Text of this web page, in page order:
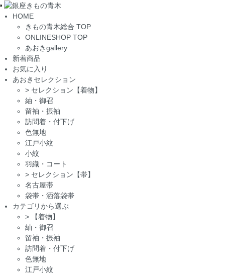
Toggle
navigation
HOME
きもの青木総合 TOP
ONLINESHOP TOP
あおきgallery
新着商品
お気に入り
あおきセレクション
> セレクション【着物】
紬・御召
留袖・振袖
訪問着・付下げ
色無地
江戸小紋
小紋
羽織・コート
> セレクション【帯】
名古屋帯
袋帯・洒落袋帯
カテゴリから選ぶ
>
【着物】
紬・御召
留袖・振袖
訪問着・付下げ
色無地
江戸小紋